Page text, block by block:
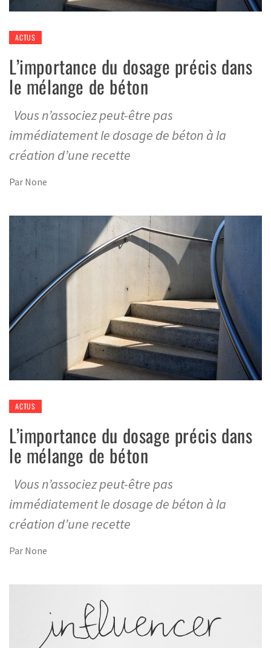
ACTUS
L’importance du dosage précis dans
le mélange de béton
Vous n’associez peut-être pas
immédiatement le dosage de béton à la
création d’une recette
Par None
ACTUS
L’importance du dosage précis dans
le mélange de béton
Vous n’associez peut-être pas
immédiatement le dosage de béton à la
création d’une recette
Par None